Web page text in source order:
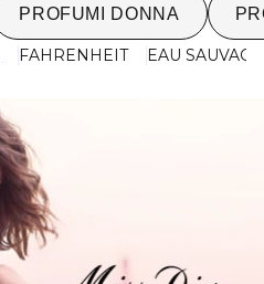
PROFUMI DONNA
FAHRENHEIT EAU SAUVAGE